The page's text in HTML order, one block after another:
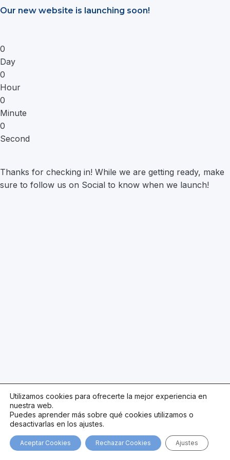
Saltar
Our new website is launching soon!
0
Day
0
Hour
0
Minute
0
Second
Thanks for checking in! While we are getting ready, make
sure to follow us on Social to know when we launch!
Utilizamos cookies para ofrecerte la mejor experiencia en
nuestra web.
Puedes aprender más sobre qué cookies utilizamos o
desactivarlas en los ajustes.
Aceptar Cookies Rechazar Cookies Ajustes